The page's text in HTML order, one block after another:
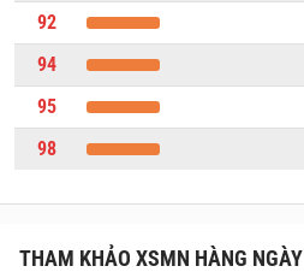
92
94
95
98
THAM KHẢO XSMN HÀNG NGÀY